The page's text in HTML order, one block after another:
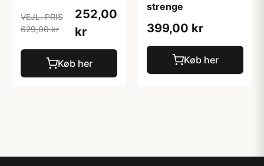
VEJL. PRIS
629,00 kr
252,00
kr
Køb her
strenge
399,00 kr
Køb her